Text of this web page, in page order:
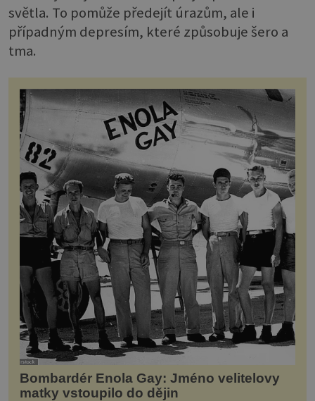
světla. To pomůže předejít úrazům, ale i
případným depresím, které způsobuje šero a
tma.
Bombardér Enola Gay: Jméno velitelovy
matky vstoupilo do dějin